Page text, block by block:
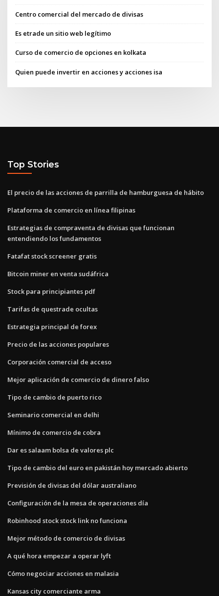
Centro comercial del mercado de divisas
Es etrade un sitio web legítimo
Curso de comercio de opciones en kolkata
Quien puede invertir en acciones y acciones isa
Top Stories
El precio de las acciones de parrilla de hamburguesa de hábito
Plataforma de comercio en línea filipinas
Estrategias de compraventa de divisas que funcionan
entendiendo los fundamentos
Fatafat stock screener gratis
Bitcoin miner en venta sudáfrica
Stock para principiantes pdf
Tarifas de questrade ocultas
Estrategia principal de forex
Precio de las acciones populares
Corporación comercial de acceso
Mejor aplicación de comercio de dinero falso
Tipo de cambio de puerto rico
Seminario comercial en delhi
Mínimo de comercio de cobra
Dar es salaam bolsa de valores plc
Tipo de cambio del euro en pakistán hoy mercado abierto
Previsión de divisas del dólar australiano
Configuración de la mesa de operaciones día
Robinhood stock stock link no funciona
Mejor método de comercio de divisas
A qué hora empezar a operar lyft
Cómo negociar acciones en malasia
Kansas city comerciante arma